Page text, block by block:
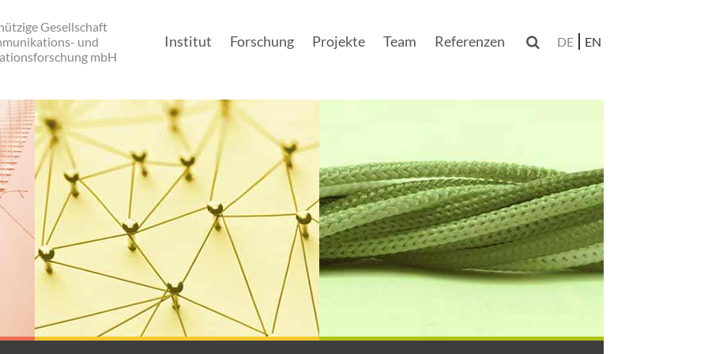
Gesellschaft
und
mbH
Institut Forschung Projekte Team Referenzen  DE EN